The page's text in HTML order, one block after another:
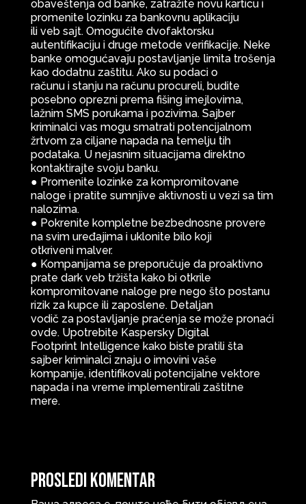
obaveštenja od banke, zatražite novu karticu i
promenite lozinku za bankovnu aplikaciju
ili veb sajt. Omogućite dvofaktorsku
autentifikaciju i druge metode verifikacije. Neke
banke omogućavaju postavljanje limita trošenja
kao dodatnu zaštitu. Ako su podaci o
računu i stanju na računu procureli, budite
posebno oprezni prema fišing imejlovima,
lažnim SMS porukama i pozivima. Sajber
kriminalci vas mogu smatrati potencijalnom
žrtvom za ciljane napada na temelju tih
podataka. U nejasnim situacijama direktno
kontaktirajte svoju banku.
● Promenite lozinke za kompromitovane
naloge i pratite sumnjive aktivnosti u vezi sa tim
nalozima.
● Pokrenite kompletne bezbednosne provere
na svim uređajima i uklonite bilo koji
otkriveni malver.
● Kompanijama se preporučuje da proaktivno
prate dark veb tržišta kako bi otkrile
kompromitovane naloge pre nego što postanu
rizik za kupce ili zaposlene. Detaljan
vodič za postavljanje praćenja se može pronaći
ovde. Upotrebite Kaspersky Digital
Footprint Intelligence kako biste pratili šta
sajber kriminalci znaju o imovini vaše
kompanije, identifikovali potencijalne vektore
napada i na vreme implementirali zaštitne
mere.
Prosledi komentar